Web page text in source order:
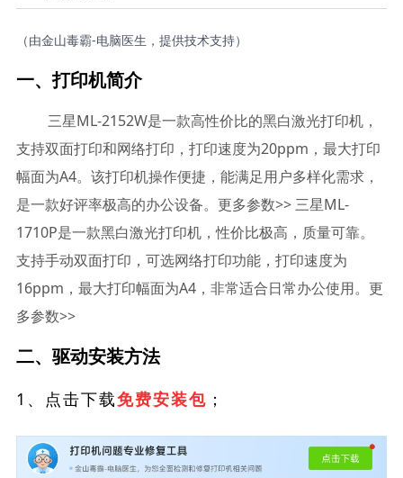
（由金山毒霸-电脑医生，提供技术支持）
一、打印机简介
三星ML-2152W是一款高性价比的黑白激光打印机，
支持双面打印和网络打印，打印速度为20ppm，最大打印
幅面为A4。该打印机操作便捷，能满足用户多样化需求，
是一款好评率极高的办公设备。更多参数>> 三星ML-
1710P是一款黑白激光打印机，性价比极高，质量可靠。
支持手动双面打印，可选网络打印功能，打印速度为
16ppm，最大打印幅面为A4，非常适合日常办公使用。更
多参数>>
二、驱动安装方法
1、点击下载免费安装包 ；